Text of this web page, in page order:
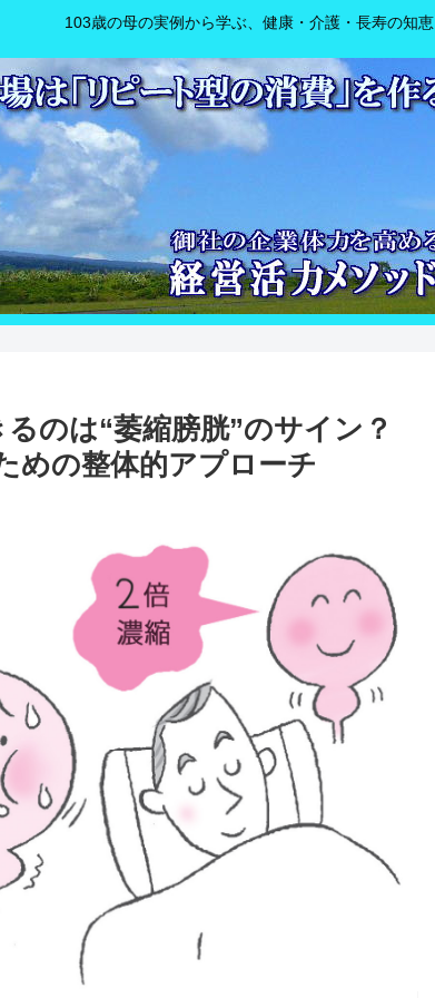
103歳の母の実例から学ぶ、健康・介護・長寿の知恵
のは“萎縮膀胱”のサイン？
めの整体的アプローチ